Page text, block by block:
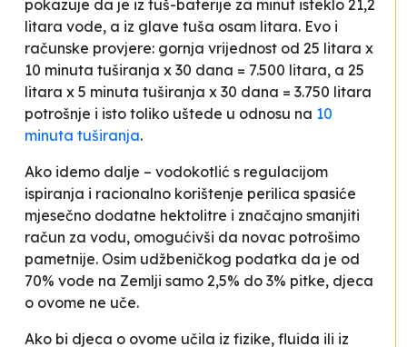
pokazuje da je iz tuš-baterije za minut isteklo 21,2
litara vode, a iz glave tuša osam litara. Evo i
računske provjere: gornja vrijednost od 25 litara x
10 minuta tuširanja x 30 dana = 7.500 litara, a 25
litara x 5 minuta tuširanja x 30 dana = 3.750 litara
potrošnje i isto toliko uštede u odnosu na 10
minuta tuširanja.
Ako idemo dalje – vodokotlić s regulacijom
ispiranja i racionalno korištenje perilica spasiće
mjesečno dodatne hektolitre i značajno smanjiti
račun za vodu, omogućivši da novac potrošimo
pametnije. Osim udžbeničkog podatka da je od
70% vode na Zemlji samo 2,5% do 3% pitke, djeca
o ovome ne uče.
Ako bi djeca o ovome učila iz fizike, fluida ili iz